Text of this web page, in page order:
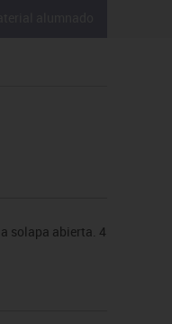
solapa abierta. 4